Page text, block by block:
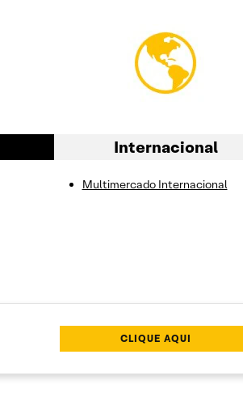
Internacional
Multimercado Internacional
CLIQUE AQUI